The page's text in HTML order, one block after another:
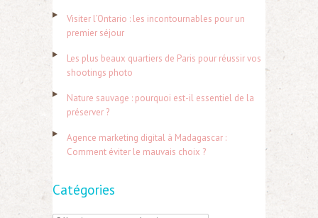
h
r
:
Visiter l’Ontario : les incontournables pour un
premier séjour
Les plus beaux quartiers de Paris pour réussir vos
shootings photo
Nature sauvage : pourquoi est-il essentiel de la
préserver ?
Agence marketing digital à Madagascar :
Comment éviter le mauvais choix ?
Catégories